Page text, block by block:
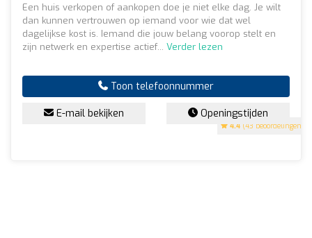
4.4 (43 beoordelingen)
Een huis verkopen of aankopen doe je niet elke dag. Je wilt
dan kunnen vertrouwen op iemand voor wie dat wel
dagelijkse kost is. Iemand die jouw belang voorop stelt en
zijn netwerk en expertise actief... Verder lezen
Toon telefoonnummer
E-mail bekijken Openingstijden